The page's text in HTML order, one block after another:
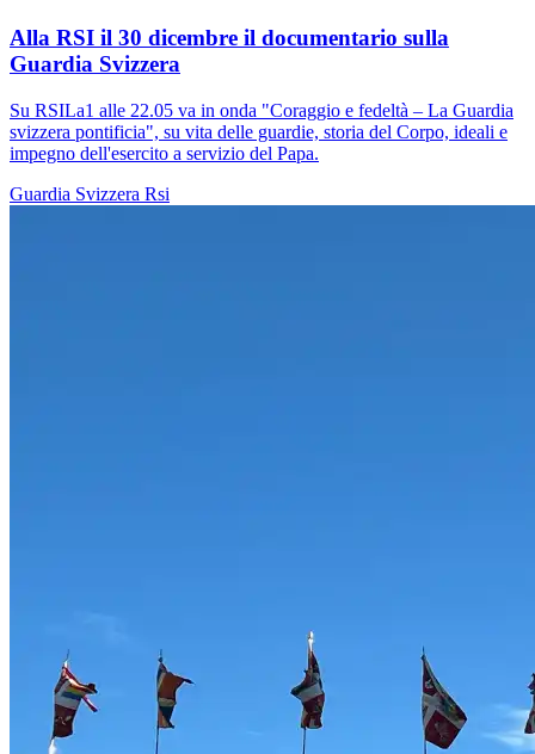
Alla RSI il 30 dicembre il documentario sulla
Guardia Svizzera
Su RSILa1 alle 22.05 va in onda "Coraggio e fedeltà – La Guardia
svizzera pontificia", su vita delle guardie, storia del Corpo, ideali e
impegno dell'esercito a servizio del Papa.
Guardia Svizzera Rsi